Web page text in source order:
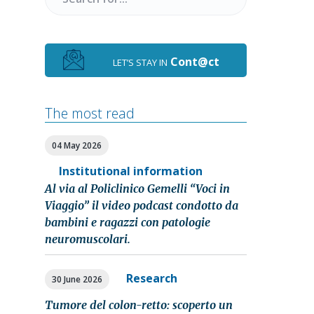
LET’S STAY IN Cont@ct
The most read
04 May 2026
Institutional information
Al via al Policlinico Gemelli “Voci in
Viaggio” il video podcast condotto da
bambini e ragazzi con patologie
neuromuscolari.
30 June 2026 Research
Tumore del colon-retto: scoperto un